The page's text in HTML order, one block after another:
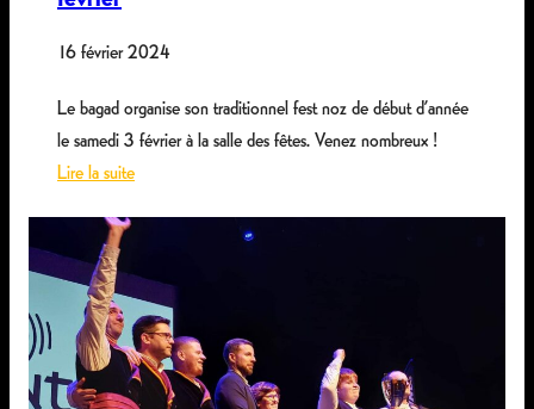
16 février 2024
Le bagad organise son traditionnel fest noz de début d’année
le samedi 3 février à la salle des fêtes. Venez nombreux !
Lire la suite
f
e
s
t